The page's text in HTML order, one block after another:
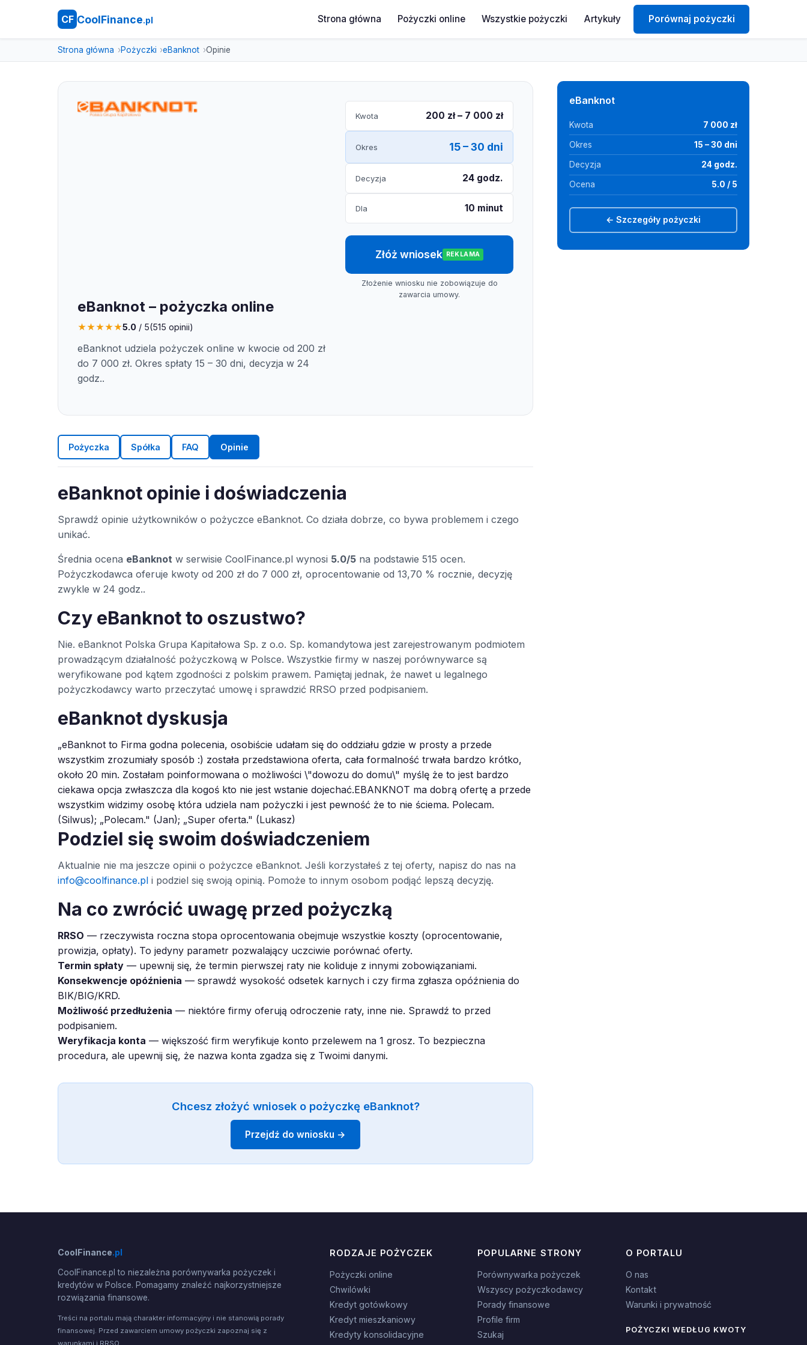
CF CoolFinance.pl Strona główna Pożyczki online Wszystkie pożyczki Artykuły Porównaj pożyczki
Strona główna Pożyczki eBanknot Opinie
eBanknot – pożyczka online
★★★★★5.0 / 5(515 opinii)
eBanknot udziela pożyczek online w kwocie od 200 zł
do 7 000 zł. Okres spłaty 15 – 30 dni, decyzja w 24
godz..
Kwota 200 zł – 7 000 zł
Okres 15 – 30 dni
Decyzja 24 godz.
Dla 10 minut
Złóż wniosek REKLAMA
Złożenie wniosku nie zobowiązuje do
zawarcia umowy.
Pożyczka Spółka FAQ Opinie
eBanknot opinie i doświadczenia
Sprawdź opinie użytkowników o pożyczce eBanknot. Co działa dobrze, co bywa problemem i czego
unikać.
Średnia ocena eBanknot w serwisie CoolFinance.pl wynosi 5.0/5 na podstawie 515 ocen.
Pożyczkodawca oferuje kwoty od 200 zł do 7 000 zł, oprocentowanie od 13,70 % rocznie, decyzję
zwykle w 24 godz..
Czy eBanknot to oszustwo?
Nie. eBanknot Polska Grupa Kapitałowa Sp. z o.o. Sp. komandytowa jest zarejestrowanym podmiotem
prowadzącym działalność pożyczkową w Polsce. Wszystkie firmy w naszej porównywarce są
weryfikowane pod kątem zgodności z polskim prawem. Pamiętaj jednak, że nawet u legalnego
pożyczkodawcy warto przeczytać umowę i sprawdzić RRSO przed podpisaniem.
eBanknot dyskusja
„eBanknot to Firma godna polecenia, osobiście udałam się do oddziału gdzie w prosty a przede
wszystkim zrozumiały sposób :) została przedstawiona oferta, cała formalność trwała bardzo krótko,
około 20 min. Zostałam poinformowana o możliwości \"dowozu do domu\" myślę że to jest bardzo
ciekawa opcja zwłaszcza dla kogoś kto nie jest wstanie dojechać.EBANKNOT ma dobrą ofertę a przede
wszystkim widzimy osobę która udziela nam pożyczki i jest pewność że to nie ściema. Polecam.
(Silwus); „Polecam." (Jan); „Super oferta." (Lukasz)
Podziel się swoim doświadczeniem
Aktualnie nie ma jeszcze opinii o pożyczce eBanknot. Jeśli korzystałeś z tej oferty, napisz do nas na
info@coolfinance.pl i podziel się swoją opinią. Pomoże to innym osobom podjąć lepszą decyzję.
Na co zwrócić uwagę przed pożyczką
RRSO — rzeczywista roczna stopa oprocentowania obejmuje wszystkie koszty (oprocentowanie,
prowizja, opłaty). To jedyny parametr pozwalający uczciwie porównać oferty.
Termin spłaty — upewnij się, że termin pierwszej raty nie koliduje z innymi zobowiązaniami.
Konsekwencje opóźnienia — sprawdź wysokość odsetek karnych i czy firma zgłasza opóźnienia do
BIK/BIG/KRD.
Możliwość przedłużenia — niektóre firmy oferują odroczenie raty, inne nie. Sprawdź to przed
podpisaniem.
Weryfikacja konta — większość firm weryfikuje konto przelewem na 1 grosz. To bezpieczna
procedura, ale upewnij się, że nazwa konta zgadza się z Twoimi danymi.
Chcesz złożyć wniosek o pożyczkę eBanknot?
Przejdź do wniosku →
eBanknot
Kwota 7 000 zł
Okres 15 – 30 dni
Decyzja 24 godz.
Ocena 5.0 / 5
← Szczegóły pożyczki
CoolFinance.pl
CoolFinance.pl to niezależna porównywarka pożyczek i
kredytów w Polsce. Pomagamy znaleźć najkorzystniejsze
rozwiązania finansowe.
Treści na portalu mają charakter informacyjny i nie stanowią porady
finansowej. Przed zawarciem umowy pożyczki zapoznaj się z
warunkami i RRSO.
RODZAJE POŻYCZEK
Pożyczki online
Chwilówki
Kredyt gotówkowy
Kredyt mieszkaniowy
Kredyty konsolidacyjne
POPULARNE STRONY
Porównywarka pożyczek
Wszyscy pożyczkodawcy
Porady finansowe
Profile firm
Szukaj
O PORTALU
O nas
Kontakt
Warunki i prywatność
POŻYCZKI WEDŁUG KWOTY